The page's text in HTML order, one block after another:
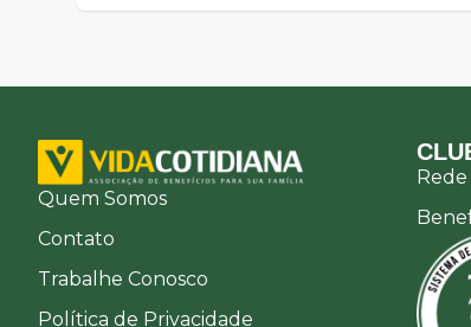
Quem Somos
Contato
Trabalhe Conosco
Política de Privacidade